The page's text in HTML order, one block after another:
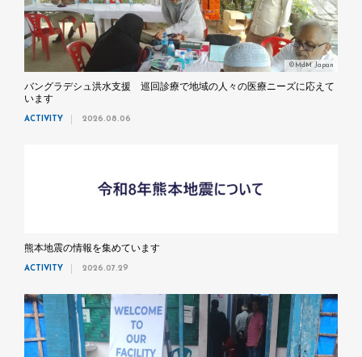
©MdM Japan
バングラデシュ洪水支援 巡回診療で地域の人々の医療ニーズに応えて
います
ACTIVITY 2026.08.06
熊本地震の情報を集めています
ACTIVITY 2026.07.29